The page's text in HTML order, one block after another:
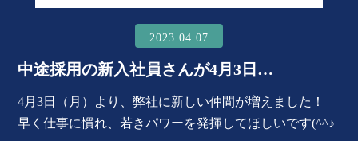
2023.04.07
中途採用の新入社員さんが4月3日…
4月3日（月）より、弊社に新しい仲間が増えました！
早く仕事に慣れ、若きパワーを発揮してほしいです(^^♪